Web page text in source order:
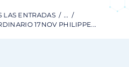
LAS ENTRADAS
...
17NOV PHILIPPE...